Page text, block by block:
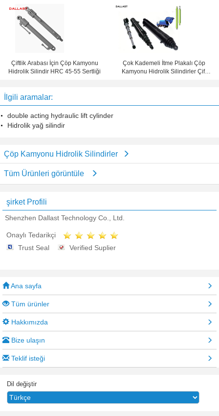
Çiftlik Arabası İçin Çöp Kamyonu
Hidrolik Silindir HRC 45-55 Sertliği
Çok Kademeli İtme Plakalı Çöp
Kamyonu Hidrolik Silindirler Çift
İlgili aramalar:
double acting hydraulic lift cylinder
Hidrolik yağ silindir
Çöp Kamyonu Hidrolik Silindirler
Tüm Ürünleri görüntüle
şirket Profili
Shenzhen Dallast Technology Co., Ltd.
Onaylı Tedarikçi
Trust Seal
Verified Suplier
Ana sayfa
Tüm ürünler
Hakkımızda
Bize ulaşın
Teklif isteği
Dil değiştir